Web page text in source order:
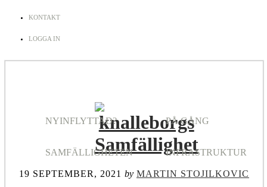
KONTAKT
LOGGA IN
NYINFLYTTAD?
SAMFÄLLIGHETEN
PÅ GÅNG
INFRASTRUKTUR
19 SEPTEMBER, 2021 by MARTIN STOJILKOVIC